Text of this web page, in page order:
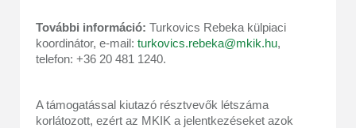
További információ: Turkovics Rebeka külpiaci
koordinátor, e-mail: turkovics.rebeka@mkik.hu,
telefon: +36 20 481 1240.
A támogatással kiutazó résztvevők létszáma
korlátozott, ezért az MKIK a jelentkezéseket azok